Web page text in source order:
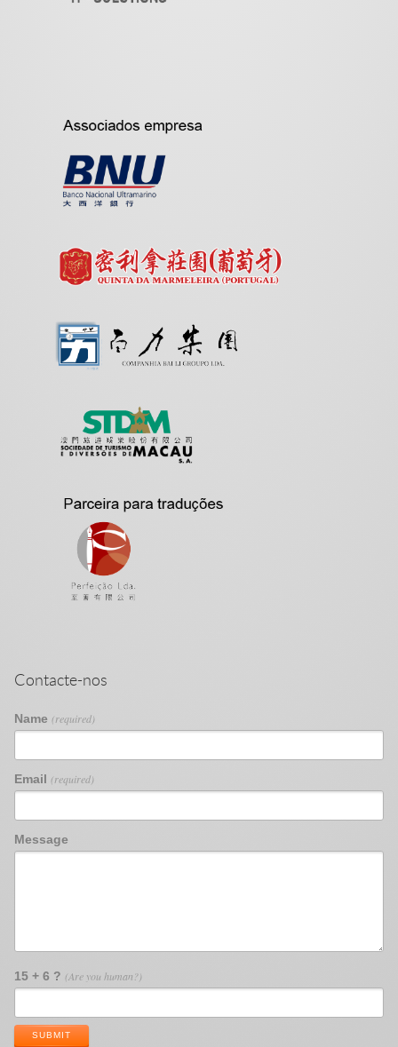
Contacte-nos
Name (required)
Email (required)
Message
15 + 6 ? (Are you human?)
SUBMIT